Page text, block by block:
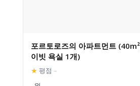
포르토로즈의 아파트먼트
이빗 욕실 1개)
★ 평점 –